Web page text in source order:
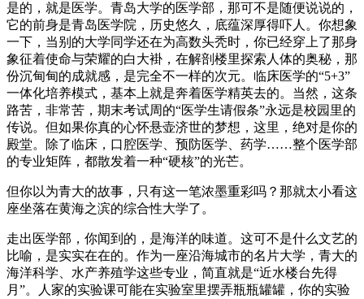
是的，就是医学。青岛大学的医学部，那可不是随便说说的，
它的前身是青岛医学院，历史悠久，底蕴深厚得吓人。你想象
一下，当别的大学同学还在为高数头秃时，你已经穿上了那身
象征着使命与荣耀的白大褂，在解剖楼里探索人体的奥秘，那
份沉甸甸的成就感，是完全不一样的次元。临床医学的“5+3”
一体化培养模式，基本上就是奔着医学精英去的。当然，这条
路苦，非常苦，期末考试周的“医学生请假条”永远是校园里的
传说。但如果你真的心怀悬壶济世的梦想，这里，绝对是你的
殿堂。除了临床，口腔医学、预防医学、药学……整个医学部
的专业矩阵，都散发着一种“硬核”的光芒。
但你以为青大的故事，只有这一笔浓墨重彩吗？那就太小看这
座坐落在黄海之滨的综合性大学了。
走出医学部，你闻到的，是海洋的味道。这可不是什么文艺的
比喻，是实实在在的。作为一座沿海城市的名片大学，青大的
海洋科学、水产养殖学这些专业，简直就是“近水楼台先得
月”。人家的实验课可能在实验室里摆弄瓶瓶罐罐，你的实验